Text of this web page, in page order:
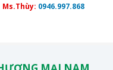
0946.997.868